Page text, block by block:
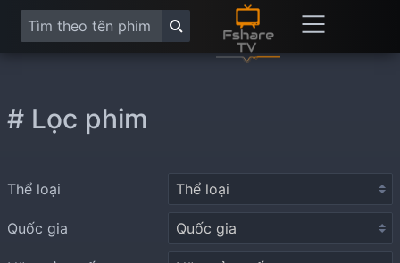
# Lọc phim
Thể loại
Quốc gia